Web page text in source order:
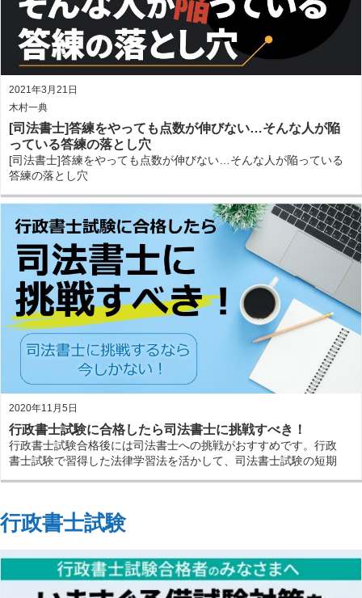
2021年3月21日
木村一典
[司法書士]答練をやっても点数が伸びない…そんな人が陥
っている答練の落とし穴
[司法書士]答練をやっても点数が伸びない…そんな人が陥っている
答練の落とし穴
2020年11月5日
行政書士試験に合格したら司法書士に挑戦すべき！
行政書士試験合格後には司法書士への挑戦がおすすめです。行政
書士試験で習得した法律学習法を活かして、司法書士試験の短期
行政書士試験